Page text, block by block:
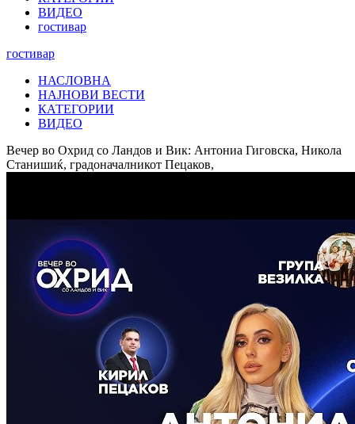
ВИДЕО
гостивар
гостивар
НАСЛОВНА
НАЈНОВИ ВЕСТИ
КАТЕГОРИИ
ВИДЕО
Вечер во Охрид со Ландов и Вик: Антониа Гиговска, Никола
Станишиќ, градоначалникот Пецаков,